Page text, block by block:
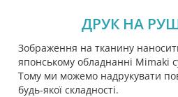
ДРУК НА
Зображення на тканину
японському обладнанні Mimaki
Тому ми можемо надрукувати
будь-якої складності.